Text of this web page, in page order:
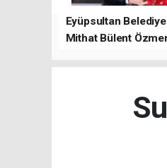
Eyüpsultan Belediye
Mithat Bülent